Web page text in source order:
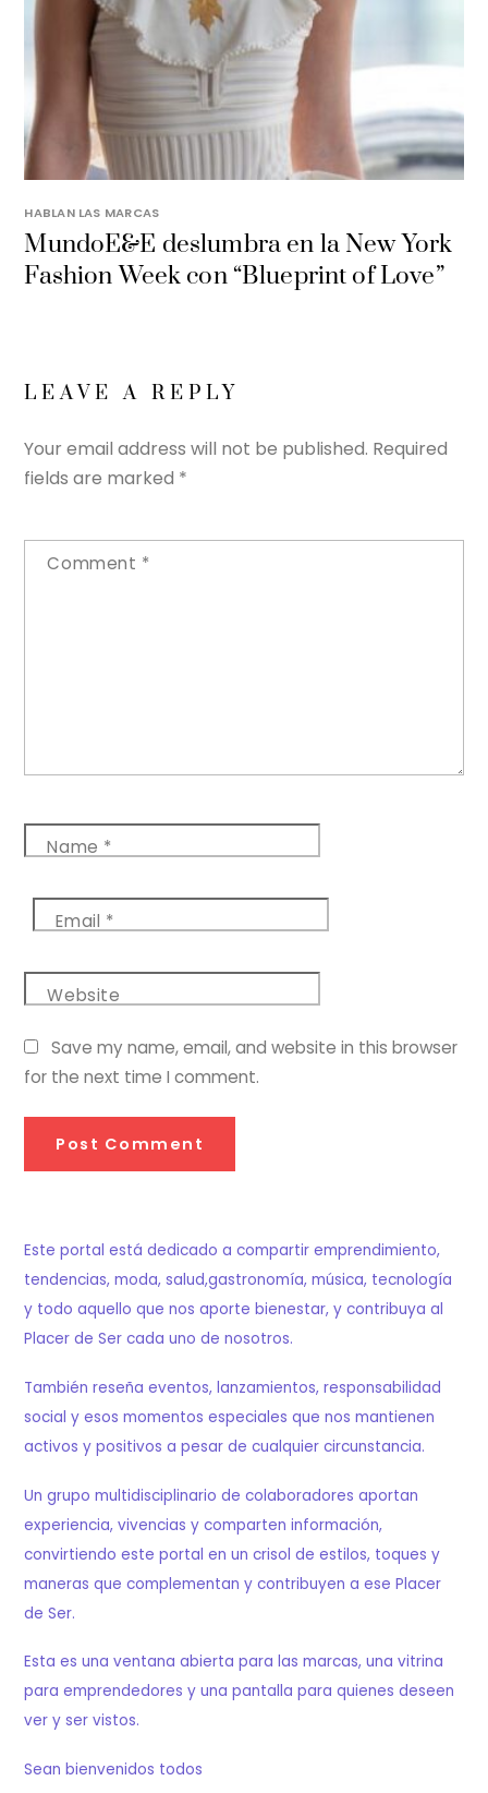
HABLAN LAS MARCAS
MundoE&E deslumbra en la New York
Fashion Week con “Blueprint of Love”
LEAVE A REPLY
Your email address will not be published. Required
fields are marked *
Comment *
Name *
Email *
Website
Save my name, email, and website in this browser
for the next time I comment.
Este portal está dedicado a compartir emprendimiento,
tendencias, moda, salud,gastronomía, música, tecnología
y todo aquello que nos aporte bienestar, y contribuya al
Placer de Ser cada uno de nosotros.
También reseña eventos, lanzamientos, responsabilidad
social y esos momentos especiales que nos mantienen
activos y positivos a pesar de cualquier circunstancia.
Un grupo multidisciplinario de colaboradores aportan
experiencia, vivencias y comparten información,
convirtiendo este portal en un crisol de estilos, toques y
maneras que complementan y contribuyen a ese Placer
de Ser.
Esta es una ventana abierta para las marcas, una vitrina
para emprendedores y una pantalla para quienes deseen
ver y ser vistos.
Sean bienvenidos todos